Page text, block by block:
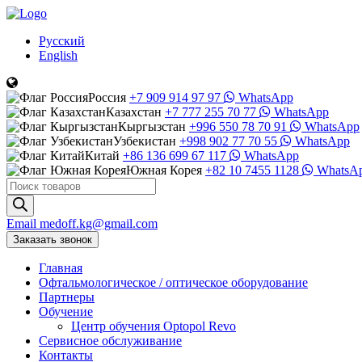
Русский
English
Россия +7 909 914 97 97
WhatsApp
Казахстан +7 777 255 70 77
WhatsApp
Кыргызстан +996 550 78 70 91
WhatsApp
Узбекистан +998 902 77 70 55
WhatsApp
Китай +86 136 699 67 117
WhatsApp
Южная Корея +82 10 7455 1128
Поиск
товаров
Email medoff.kg@gmail.com
Заказать звонок
Главная
Офтальмологическое / оптическое оборудование
Партнеры
Обучение
Центр обучения Оptopol Revo
Сервисное обслуживание
Контакты